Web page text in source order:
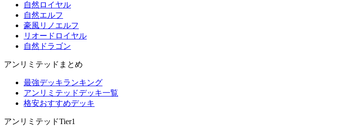
自然ロイヤル
自然エルフ
豪風リノエルフ
リオードロイヤル
自然ドラゴン
アンリミテッドまとめ
最強デッキランキング
アンリミテッドデッキ一覧
格安おすすめデッキ
アンリミテッドTier1